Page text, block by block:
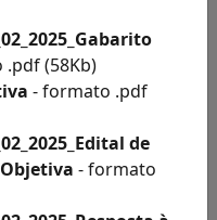
(58Kb)
- formato .pdf
de
- formato